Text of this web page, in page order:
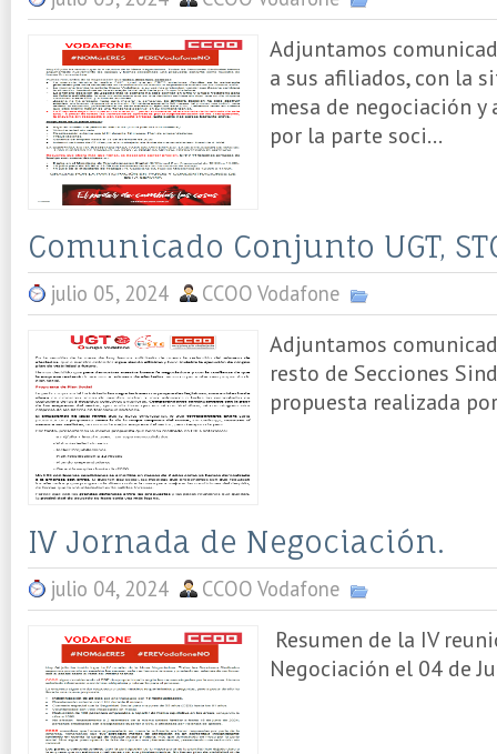
Adjuntamos
a sus afiliados, con la
mesa de negociación
por la parte soci...
Comunicado Conjunto UGT,
julio 05, 2024 CCOO Vodafone
Adjuntamos
resto de Secciones
propuesta realizada
IV Jornada de Negociación.
julio 04, 2024 CCOO Vodafone
Resumen de la IV
Negociación el 04 de